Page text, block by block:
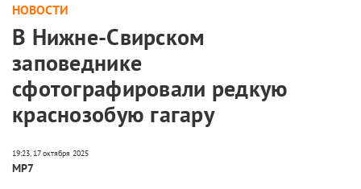
НОВОСТИ
В Нижне-Свирском
заповеднике
сфотографировали редкую
краснозобую гагару
МР7